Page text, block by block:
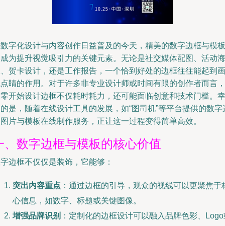
字化设计与内容创作日益普及的今天，精美的数字边框与模板
为提升视觉吸引力的关键元素。无论是社交媒体配图、活动海
贺卡设计，还是工作报告，一个恰到好处的边框往往能起到画
睛的作用。对于许多非专业设计师或时间有限的创作者而言，
开始设计边框不仅耗时耗力，还可能面临创意和技术门槛。幸
是，随着在线设计工具的发展，如“图司机”等平台提供的数字
片与模板在线制作服务，正让这一过程变得简单高效。
、数字边框与模板的核心价值
边框不仅仅是装饰，它能够：
突出内容重点 ：通过边框的引导，观众的视线可以更聚焦于
心信息，如数字、标题或关键图像。
增强品牌识别 ：定制化的边框设计可以融入品牌色彩、